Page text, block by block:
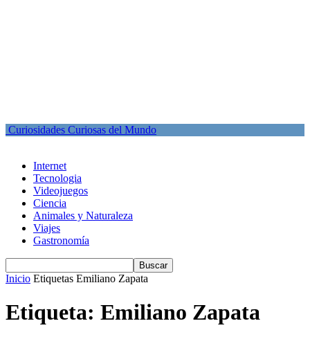
Curiosidades Curiosas del Mundo
Internet
Tecnologia
Videojuegos
Ciencia
Animales y Naturaleza
Viajes
Gastronomía
Inicio Etiquetas Emiliano Zapata
Etiqueta: Emiliano Zapata